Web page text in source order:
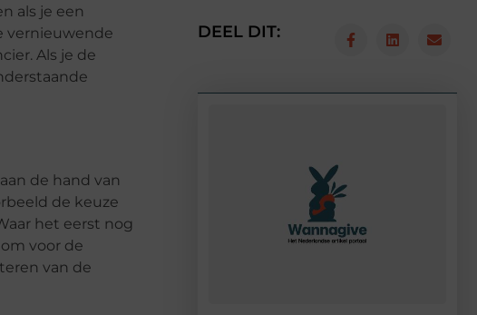
als je een
vernieuwende
Als je de
de hand van
de keuze
het eerst nog
voor de
van de
DEEL DIT: